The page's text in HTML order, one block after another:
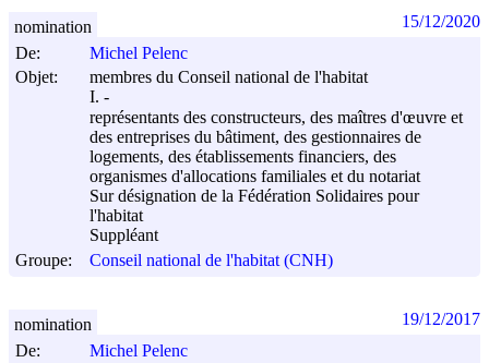
De:
Michel Pelenc
Objet:
membres du Conseil national de l'habitat
I. -
représentants des constructeurs, des maîtres d'œuvre et
des entreprises du bâtiment, des gestionnaires de
logements, des établissements financiers, des
organismes d'allocations familiales et du notariat
Sur désignation de la Fédération Solidaires pour
l'habitat
Suppléant
Groupe:
Conseil national de l'habitat (CNH)
nomination 15/12/2020
De:
Michel Pelenc
nomination 19/12/2017